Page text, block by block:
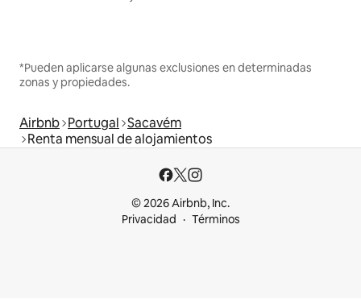
*Pueden aplicarse algunas exclusiones en determinadas
zonas y propiedades.
Airbnb Portugal Sacavém
Renta mensual de alojamientos
© 2026 Airbnb, Inc.
Privacidad
Términos